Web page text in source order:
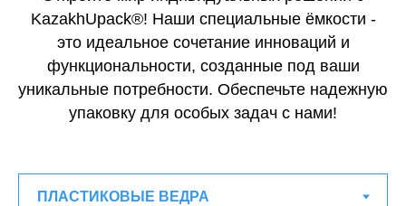
KazakhUpack®! Наши специальные ёмкости -
это идеальное сочетание инноваций и
функциональности, созданные под ваши
уникальные потребности. Обеспечьте надежную
упаковку для особых задач с нами!